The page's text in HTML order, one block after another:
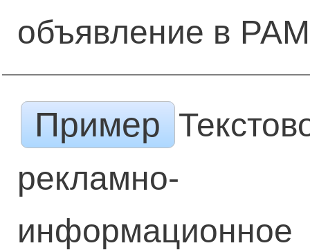
объявление в
Пример
рекламно-
информационное